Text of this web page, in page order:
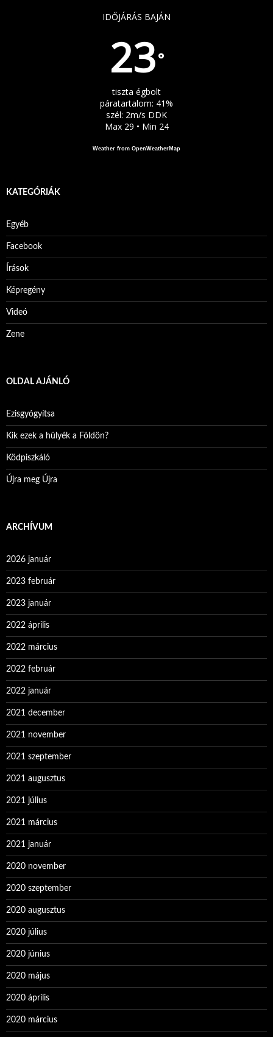
IDŐJÁRÁS BAJÁN
23°
tiszta égbolt
páratartalom: 41%
szél: 2m/s DDK
Max 29 • Min 24
Weather from OpenWeatherMap
KATEGÓRIÁK
Egyéb
Facebook
Írások
Képregény
Videó
Zene
OLDAL AJÁNLÓ
Ezisgyógyítsa
Kik ezek a hülyék a Földön?
Ködpiszkáló
Újra meg Újra
ARCHÍVUM
2026 január
2023 február
2023 január
2022 április
2022 március
2022 február
2022 január
2021 december
2021 november
2021 szeptember
2021 augusztus
2021 július
2021 március
2021 január
2020 november
2020 szeptember
2020 augusztus
2020 július
2020 június
2020 május
2020 április
2020 március